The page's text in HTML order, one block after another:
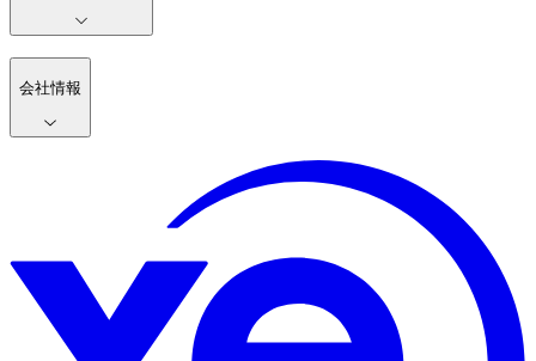
会社情報